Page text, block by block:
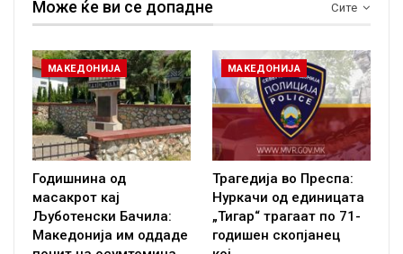
Сите
Може ќе ви се допадне
МАКЕДОНИЈА
Годишнина од
масакрот кај
Љуботенски Бачила:
Македонија им оддаде
МАКЕДОНИЈА
Трагедија во Преспа:
Нуркачи од единицата
„Тигар“ трагаат по 71-
годишен скопјанец